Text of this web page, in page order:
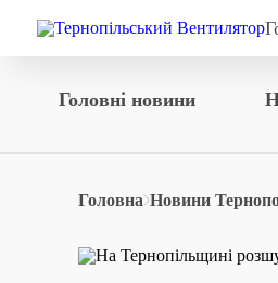
Головні новини
Головна Новини